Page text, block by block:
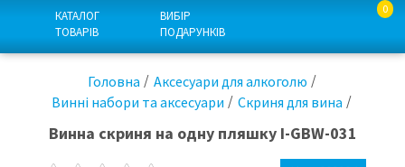
КАТАЛОГ
ТОВАРІВ
ВИБІР
ПОДАРУНКІВ
0
Головна
Аксесуари для алкоголю
Винні набори та аксесуари
Скриня для вина
Винна скриня на одну пляшку I-GBW-031